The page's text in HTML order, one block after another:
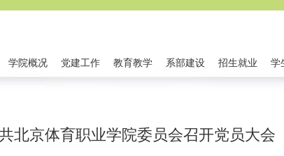
学院概况 党建工作 教育教学 系部建设 招生就业 学
北京体育职业学院委员会召开党员大会